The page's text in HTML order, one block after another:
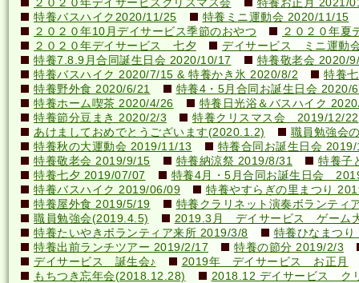
２０２０年デイサービスクリスマス会
特養お正月 2021/
特養バスハイク2020/11/25
特養ミニ運動会 2020/11/15
２０２０年10月デイサービス季節のおやつ
２０２０年夏
２０２０年デイサービス 七夕
デイサービス ミニ運動
特養7.8.9月合同誕生日会 2020/10/17
特養敬老会 2020/
特養バスハイク 2020/7/15 & 特養かき氷 2020/8/2
特養
特養野外食 2020/6/21
特養4・5月合同お誕生日会 2020/
特養ホーム喫茶 2020/4/26
特養日光浴＆バスハイク
特養節分豆まき 2020/2/3
特養クリスマス会 2019/12/22
あけましておめでとうございます(2020.1.2)
職員勉強会
特養秋の大運動会 2019/11/13
特養合同お誕生日会
特養敬老会 2019/9/15
特養納涼祭 2019/8/31
特養子
特養七夕 2019/07/07
特養4月・5月合同お誕生日会
特養バスハイク 2019/06/09
特養やすらぎの里まつり
特養屋外食 2019/5/19
特養クラリネット演奏ボランティ
職員勉強会(2019.4.5)
2019.3月 デイサービス ゲーム
特養たいやきボランティア来所 2019/3/8
特養ひなまつ
特養出前ランチツアー 2019/2/17
特養の節分 2019/2/3
デイサービス 誕生会♪
2019年 デイサービス お正月
もちつき忘年会(2018.12.28)
2018.12 デイサービス ク